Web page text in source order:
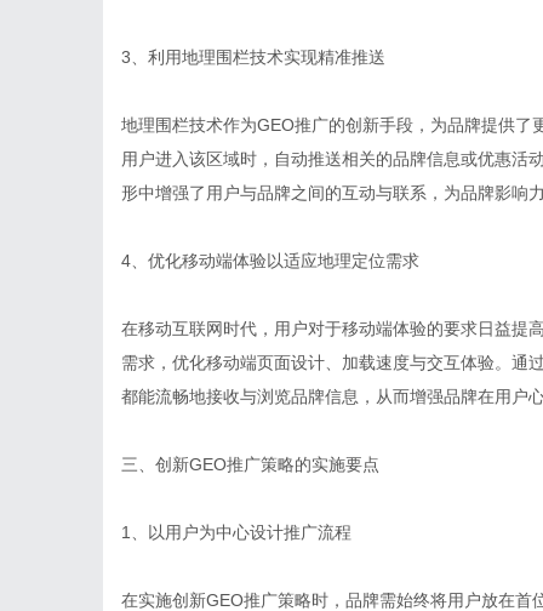
3、利用地理围栏技术实现精准推送
地理围栏技术作为GEO推广的创新手段，为品牌提供
用户进入该区域时，自动推送相关的品牌信息或优惠活
形中增强了用户与品牌之间的互动与联系，为品牌影响
4、优化移动端体验以适应地理定位需求
在移动互联网时代，用户对于移动端体验的要求日益提
需求，优化移动端页面设计、加载速度与交互体验。通
都能流畅地接收与浏览品牌信息，从而增强品牌在用户
三、创新GEO推广策略的实施要点
1、以用户为中心设计推广流程
在实施创新GEO推广策略时，品牌需始终将用户放在